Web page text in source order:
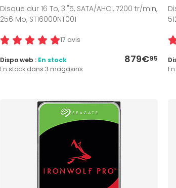
Disque dur 16 To, 3."5, SATA/AHCI, 7200 tr/min,
256 Mo, ST16000NT001
17 avis
879€95
Dispo web : En stock
En stock dans 3 magasins